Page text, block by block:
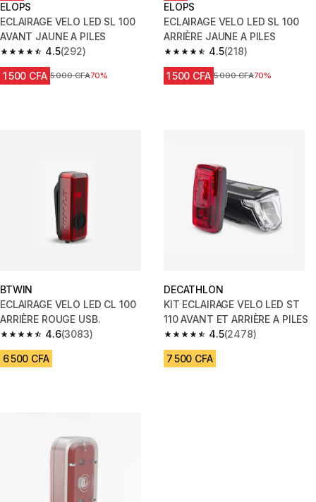
ELOPS
ECLAIRAGE VELO LED SL 100
AVANT JAUNE A PILES
4.5
4.5 out of 5 stars from 292 reviews
(292)
1 500 CFA Prix avant réduction
5 000 CFA70%
ELOPS
ECLAIRAGE VELO LED SL 100
ARRIÈRE JAUNE A PILES
4.5
4.5 out of 5 stars from 218
(218)
1 500 CFA Prix avant réduction
5 000 CFA70%
BTWIN
ECLAIRAGE VELO LED CL 100
ARRIÈRE ROUGE USB.
4.6
4.6 out of 5 stars from 3083 reviews
(3083)
6 500 CFA
DECATHLON
KIT ECLAIRAGE VELO LED ST
110 AVANT ET ARRIÈRE A PILES
4.5
4.5 out of 5 stars from 2478
(2478)
7 500 CFA